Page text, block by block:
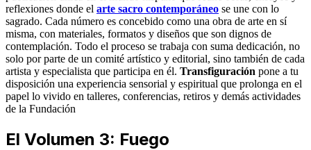
reflexiones donde el arte sacro contemporáneo se une con lo
sagrado. Cada número es concebido como una obra de arte en sí
misma, con materiales, formatos y diseños que son dignos de
contemplación. Todo el proceso se trabaja con suma dedicación, no
solo por parte de un comité artístico y editorial, sino también de cada
artista y especialista que participa en él. Transfiguración pone a tu
disposición una experiencia sensorial y espiritual que prolonga en el
papel lo vivido en talleres, conferencias, retiros y demás actividades
de la Fundación
El Volumen 3: Fuego